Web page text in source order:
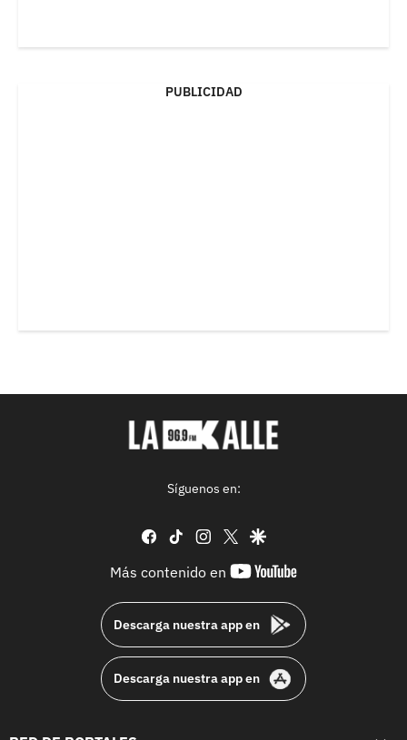
PUBLICIDAD
Síguenos en:
facebook
tiktok instagram
twittergoogle
Más contenido en
youtube-
Descarga nuestra app en
Descarga nuestra app en